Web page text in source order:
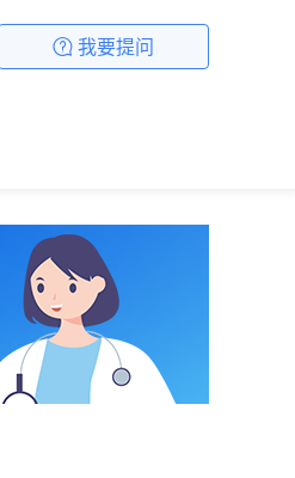
我要提问